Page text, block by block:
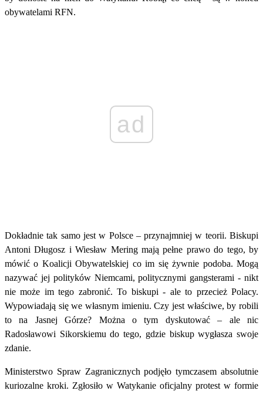
obywatelami RFN.
ad
Dokładnie tak samo jest w Polsce – przynajmniej w teorii. Biskupi
Antoni Długosz i Wiesław Mering mają pełne prawo do tego, by
mówić o Koalicji Obywatelskiej co im się żywnie podoba. Mogą
nazywać jej polityków Niemcami, politycznymi gangsterami - nikt
nie może im tego zabronić. To biskupi - ale to przecież Polacy.
Wypowiadają się we własnym imieniu. Czy jest właściwe, by robili
to na Jasnej Górze? Można o tym dyskutować – ale nic
Radosławowi Sikorskiemu do tego, gdzie biskup wygłasza swoje
zdanie.
Ministerstwo Spraw Zagranicznych podjęło tymczasem absolutnie
kuriozalne kroki. Zgłosiło w Watykanie oficjalny protest w formie